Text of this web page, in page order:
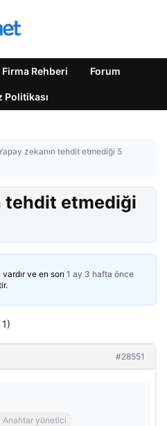
Firma Rehberi Forum
Politikası
zekanın tehdit etmediği 5
tehdit etmediği
ve en son 1 ay 3 hafta önce
#28551
Anahtar yönetici